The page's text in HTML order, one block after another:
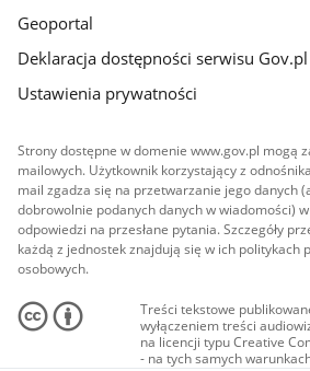
Geoportal
Deklaracja dostępności serwisu Gov.pl
Ustawienia prywatności
Strony dostępne w domenie www.gov.pl mogą
mailowych. Użytkownik korzystający z
mail zgadza się na przetwarzanie jego danych
dobrowolnie podanych danych w wiadomości)
odpowiedzi na przesłane pytania. Szczegóły
każdą z jednostek znajdują się w ich politykach
osobowych.
Treści tekstowe
wyłączeniem treści
na licencji typu Creative
- na tych samych